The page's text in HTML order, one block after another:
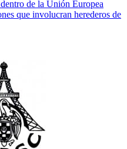
de la Unión Europea
que involucran herederos de